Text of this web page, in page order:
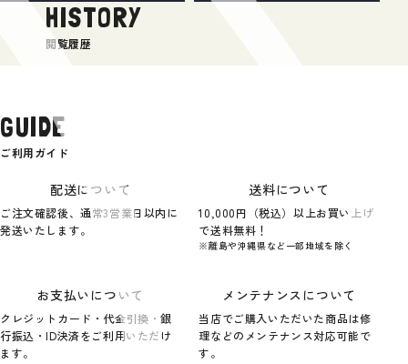
HISTORY
閲覧履歴
GUIDE
ご利用ガイド
配送について
ご注文確認後、通常3営業日以内に
発送いたします。
送料について
10,000円（税込）以上お買い上げ
で送料無料！
※離島や沖縄県など一部地域を除く
お支払いについて
クレジットカード・代金引換・銀
行振込・ID決済をご利用いただけ
ます。
メンテナンスについて
当店でご購入いただいた商品は修
理などのメンテナンス対応可能で
す。